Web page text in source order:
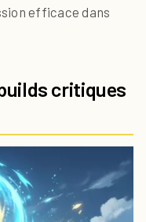
efficace dans
critiques